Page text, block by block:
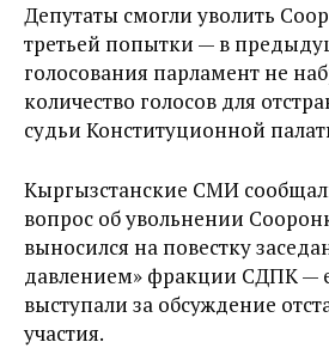
Депутаты смогли уволить
третьей попытки — в
голосования парламент не
количество голосов для
судьи Конституционной
Кыргызстанские СМИ
вопрос об увольнении
выносился на повестку
давлением» фракции СДПК —
выступали за обсуждение
участия.